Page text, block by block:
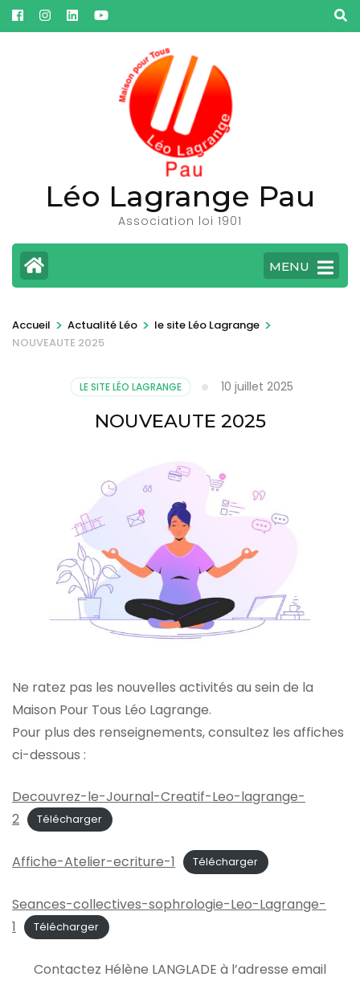
Aller
au
Léo Lagrange Pau
Association loi 1901
MENU
Accueil > Actualité Léo > le site Léo Lagrange >
NOUVEAUTE 2025
LE SITE LÉO LAGRANGE 10 juillet 2025
NOUVEAUTE 2025
Ne ratez pas les nouvelles activités au sein de la
Maison Pour Tous Léo Lagrange.
Pour plus des renseignements, consultez les affiches
ci-dessous :
Decouvrez-le-Journal-Creatif-Leo-lagrange-
2
Télécharger
Affiche-Atelier-ecriture-1 Télécharger
Seances-collectives-sophrologie-Leo-Lagrange-
1
Télécharger
Contactez Hélène LANGLADE à l’adresse email